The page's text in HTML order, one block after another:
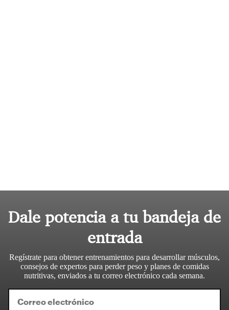
Dale potencia a tu bandeja de
entrada
Regístrate para obtener entrenamientos para desarrollar músculos,
consejos de expertos para perder peso y planes de comidas
nutritivas, enviados a tu correo electrónico cada semana.